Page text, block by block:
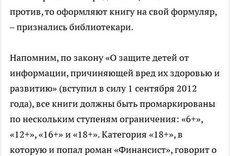
против, то оформляют книгу на свой формуляр,
– признались библиотекари.
Напомним, по закону «О защите детей от
информации, причиняющей вред их здоровью и
развитию» (вступил в силу 1 сентября 2012
года), все книги должны быть промаркированы
по нескольким ступеням ограничения: «6+»,
«12+», «16+» и «18+». Категория «18+», в
которую и попал роман «Финансист», говорит о